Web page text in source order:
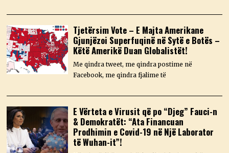
Tjetërsim Vote – E Majta Amerikane
Gjunjëzoi Superfuqinë në Sytë e Botës –
Këtë Amerikë Duan Globalistët!
Me qindra tweet, me qindra postime në
Facebook, me qindra fjalime të
E Vërteta e Virusit që po “Djeg” Fauci-n
& Demokratët: “Ata Financuan
Prodhimin e Covid-19 në Një Laborator
të Wuhan-it”!